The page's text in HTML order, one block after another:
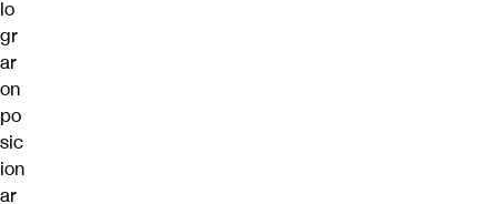
lo
gr
ar
on
po
sic
ion
ar